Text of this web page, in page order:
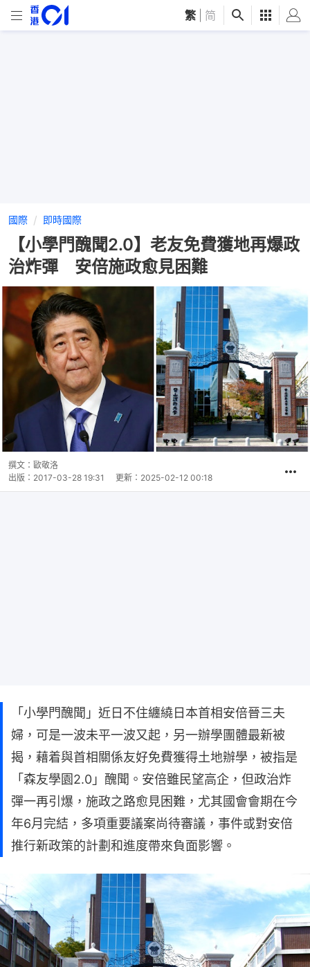
繁 简
國際 即時國際
【小學門醜聞2.0】老友免費獲地再爆政
治炸彈 安倍施政愈見困難
撰文： 歐敬洛
出版： 2017-03-28 19:31 更新： 2025-02-12 00:18
「小學門醜聞」近日不住纏繞日本首相安倍晉三夫
婦，可是一波未平一波又起，另一辦學團體最新被
揭，藉着與首相關係友好免費獲得土地辦學，被指是
「森友學園2.0」醜聞。安倍雖民望高企，但政治炸
彈一再引爆，施政之路愈見困難，尤其國會會期在今
年6月完結，多項重要議案尚待審議，事件或對安倍
推行新政策的計劃和進度帶來負面影響。